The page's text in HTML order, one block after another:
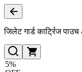
जिलेट गार्ड कार्ट्रिज पाउच
5%